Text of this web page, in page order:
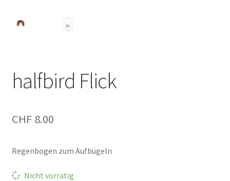
halfbird Flick
CHF8.00
Regenbogen zum Aufbügeln
Nicht vorrätig